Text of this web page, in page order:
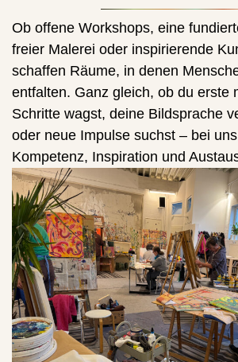
Ob offene Workshops, eine
freier Malerei oder inspirierende
schaffen Räume, in denen
entfalten. Ganz gleich, ob du erste
Schritte wagst, deine Bildsprache
oder neue Impulse suchst – bei
Kompetenz, Inspiration und